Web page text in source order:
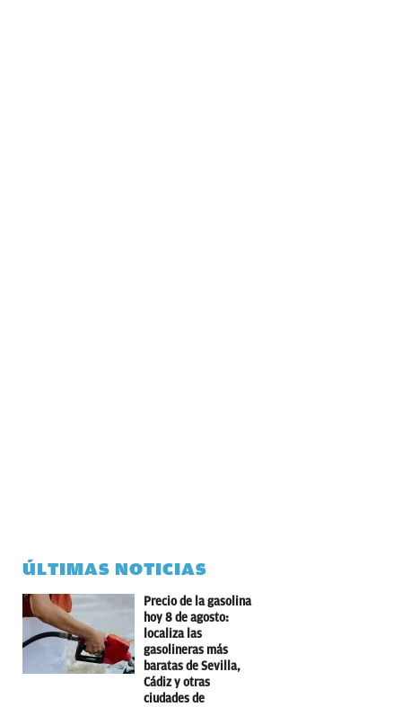
ÚLTIMAS NOTICIAS
Precio de la gasolina
hoy 8 de agosto:
localiza las
gasolineras más
baratas de Sevilla,
Cádiz y otras
ciudades de